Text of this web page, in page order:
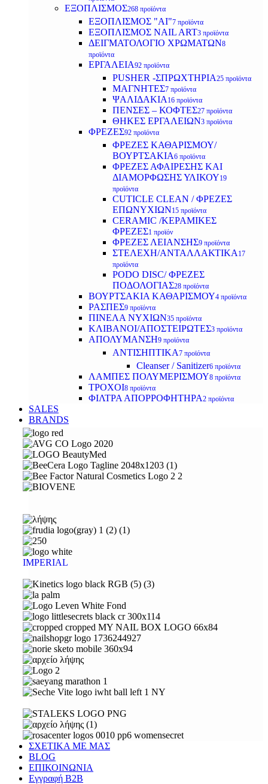
ΕΞΟΠΛΙΣΜΟΣ268 προϊόντα
ΕΞΟΠΛΙΣΜΟΣ "AI"7 προϊόντα
ΕΞΟΠΛΙΣΜΟΣ NAIL ART3 προϊόντα
ΔΕΙΓΜΑΤΟΛΟΓΙΟ ΧΡΩΜΑΤΩΝ8
προϊόντα
ΕΡΓΑΛΕΙΑ92 προϊόντα
PUSHER -ΣΠΡΩΧΤΗΡΙΑ25 προϊόντα
ΜΑΓΝΗΤΕΣ7 προϊόντα
ΨΑΛΙΔΑΚΙΑ 16 προϊόντα
ΠΕΝΣΕΣ – ΚΟΦΤΕΣ27 προϊόντα
ΘΗΚΕΣ ΕΡΓΑΛΕΙΩΝ3 προϊόντα
ΦΡΕΖΕΣ92 προϊόντα
ΦΡΕΖΕΣ ΚΑΘΑΡΙΣΜΟΥ/
ΒΟΥΡΤΣΑΚΙΑ6 προϊόντα
ΦΡΕΖΕΣ ΑΦΑΙΡΕΣΗΣ ΚΑΙ
ΔΙΑΜΟΡΦΩΣΗΣ ΥΛΙΚΟΥ19
προϊόντα
CUTICLE CLEAN / ΦΡΕΖΕΣ
ΕΠΩΝΥΧΙΩΝ15 προϊόντα
CERAMIC /ΚΕΡΑΜΙΚΕΣ
ΦΡΕΖΕΣ1 προϊόν
ΦΡΕΖΕΣ ΛΕΙΑΝΣΗΣ9 προϊόντα
ΣΤΕΛΕΧΗ/ΑΝΤΑΛΛΑΚΤΙΚΑ 17
προϊόντα
PODO DISC/ ΦΡΕΖΕΣ
ΠΟΔΟΛΟΓΙΑΣ28 προϊόντα
ΒΟΥΡΤΣΑΚΙΑ ΚΑΘΑΡΙΣΜΟΥ4 προϊόντα
ΡΑΣΠΕΣ9 προϊόντα
ΠΙΝΕΛΑ ΝΥΧΙΩΝ35 προϊόντα
ΚΛΙΒΑΝΟΙ/ΑΠΟΣΤΕΙΡΩΤΕΣ3 προϊόντα
ΑΠΟΛΥΜΑΝΣΗ9 προϊόντα
ΑΝΤΙΣΗΠΤΙΚΑ7 προϊόντα
Cleanser / Sanitizer6 προϊόντα
ΛΑΜΠΕΣ ΠΟΛΥΜΕΡΙΣΜΟΥ8 προϊόντα
ΤΡΟΧΟΙ8 προϊόντα
ΦΙΛΤΡΑ ΑΠΟΡΡΟΦΗΤΗΡΑ2 προϊόντα
SALES
BRANDS
IMPERIAL
ΣΧΕΤΙΚΑ ΜΕ ΜΑΣ
BLOG
ΕΠΙΚΟΙΝΩΝΙΑ
Εγγραφή Β2Β